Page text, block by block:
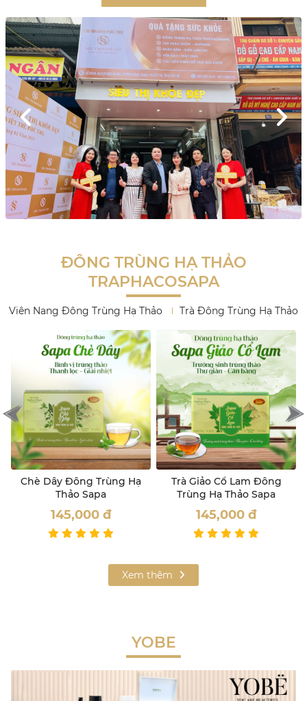
ĐÔNG TRÙNG HẠ THẢO
TRAPHACOSAPA
Viên Nang Đông Trùng Hạ Thảo Trà Đông Trùng Hạ Thảo
Hạ
Trà Giảo Cổ Lam Đông
Trùng Hạ Thảo Sapa
145,000
Đông Trùng Hạ
Áp Trà
145,000
Xem thêm
YOBE